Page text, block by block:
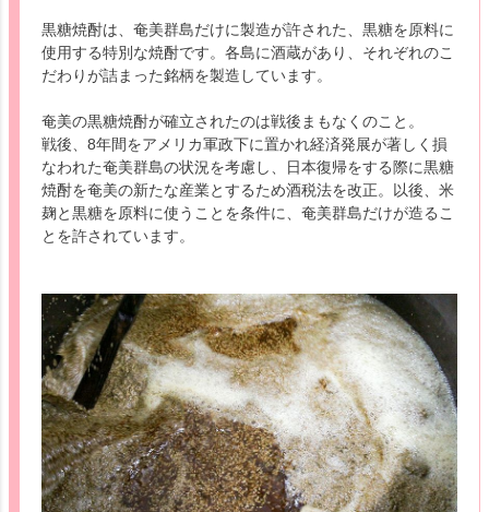
黒糖焼酎は、奄美群島だけに製造が許された、黒糖を原料に
使用する特別な焼酎です。各島に酒蔵があり、それぞれのこ
だわりが詰まった銘柄を製造しています。
奄美の黒糖焼酎が確立されたのは戦後まもなくのこと。
戦後、8年間をアメリカ軍政下に置かれ経済発展が著しく損
なわれた奄美群島の状況を考慮し、日本復帰をする際に黒糖
焼酎を奄美の新たな産業とするため酒税法を改正。以後、米
麹と黒糖を原料に使うことを条件に、奄美群島だけが造るこ
とを許されています。